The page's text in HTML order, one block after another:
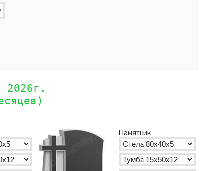
2026г.
Памятник